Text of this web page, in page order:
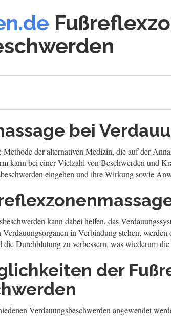
bei
der alternativen Medizin, die auf der
kann bei einer Vielzahl von Beschwerden und
eingehen und ihre Wirkung sowie
kann dabei helfen, das
in Verbindung stehen,
Durchblutung zu verbessern, was wiederum
der
Verdauungsbeschwerden angewendet